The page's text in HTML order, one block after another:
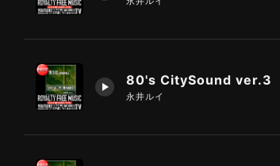
80's CitySound ver.3
永井ルイ